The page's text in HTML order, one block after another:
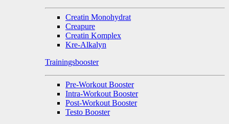
Creatin Monohydrat
Creapure
Creatin Komplex
Kre-Alkalyn
Trainingsbooster
Pre-Workout Booster
Intra-Workout Booster
Post-Workout Booster
Testo Booster